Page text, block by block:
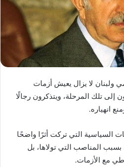
ولبنان لا يزال يعيش أزمات
إلى تلك المرحلة، ويتذكرون رجالًا
انهياره.
التي تركت أثرًا واضحًا
المناصب التي تولاها، بل
مع الأزمات.